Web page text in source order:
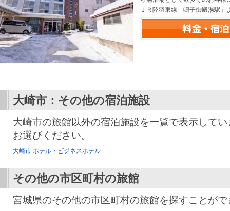
ＪＲ陸羽東線「鳴子御殿湯駅」
大崎市：その他の宿泊施設
大崎市の旅館以外の宿泊施設を一覧で表示して
お選びください。
大崎市 ホテル・ビジネスホテル
その他の市区町村の旅館
宮城県のその他の市区町村の旅館を探すことが